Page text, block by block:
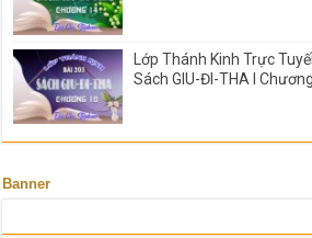
Lớp Thánh Kinh Trực
Sách GIU-ĐI-THA I
Banner